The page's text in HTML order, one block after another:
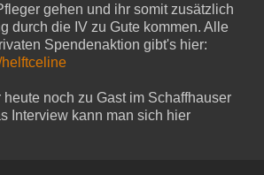
gehen und ihr somit zusätzlich
durch die IV zu Gute kommen. Alle
Spendenaktion gibt's hier:
noch zu Gast im Schaffhauser
Interview kann man sich hier